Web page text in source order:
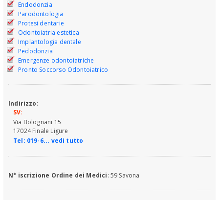
Endodonzia
Parodontologia
Protesi dentarie
Odontoiatria estetica
Implantologia dentale
Pedodonzia
Emergenze odontoiatriche
Pronto Soccorso Odontoiatrico
Indirizzo:
SV:
Via Bolognani 15
17024 Finale Ligure
Tel: 019-6... vedi tutto
N° iscrizione Ordine dei Medici: 59 Savona